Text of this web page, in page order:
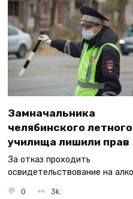
Замначальника
челябинского летного
училища лишили прав
За отказ проходить
освидетельствование на
0 3k.